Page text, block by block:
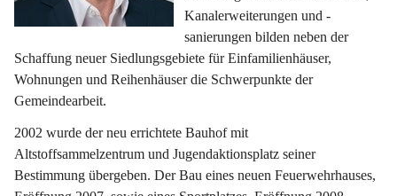
Kanalerweiterungen und -
sanierungen bilden neben der
Schaffung neuer Siedlungsgebiete für Einfamilienhäuser,
Wohnungen und Reihenhäuser die Schwerpunkte der
Gemeindearbeit.
2002 wurde der neu errichtete Bauhof mit
Altstoffsammelzentrum und Jugendaktionsplatz seiner
Bestimmung übergeben. Der Bau eines neuen Feuerwehrhauses,